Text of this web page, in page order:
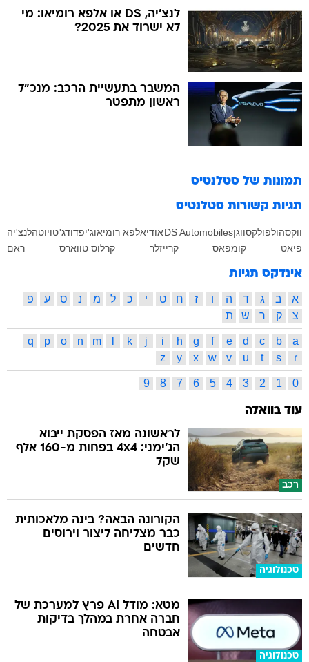
לנצ'יה, DS או אלפא רומיאו: מי
לא ישרוד את 2025?
המשבר בתעשיית הרכב: מנכ"ל
ראשון מתפטר
תמונות של סטלנטיס
תגיות קשורות סטלנטיס
ווקסהולפולקסווגןDS Automobilesאודיאלפא רומיאוג'יפדודג'טויוטהלנצ'יה
פיאט
קומפאס קרייזלר קרלוס טווארס ראם
אינדקס תגיות
א ב ג ד ה ו ז ח ט י כ ל מ נ ס ע
פ
צ
ק ר ש ת
a
b
c
d
e
f
g
h
i
j
k
m
n
o
p
q
r
s
t
u
v
w
x
y
z
0
1
2
3
4
5
6
7
8
9
עוד בוואלה
רכב
לראשונה מאז הפסקת ייבוא
הג'ימני: 4x4 בפחות מ-160 אלף
שקל
טכנולוגיה
הקורונה הבאה? בינה מלאכותית
כבר מצליחה ליצור וירוסים
חדשים
טכנולוגיה
מטא: מודל AI פרץ למערכת של
חברה אחרת במהלך בדיקות
אבטחה